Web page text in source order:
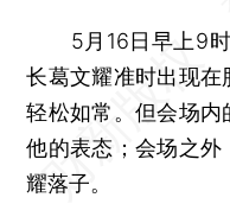
5月16日早上9时
长葛文耀准时出现
轻松如常。但会场
他的表态；会场之
耀落子。